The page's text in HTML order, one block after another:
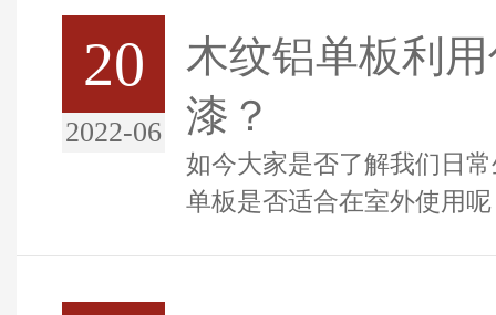
20
2022-06
木纹铝单板利
漆？
如今大家是否了解我们日
单板是否适合在室外使用